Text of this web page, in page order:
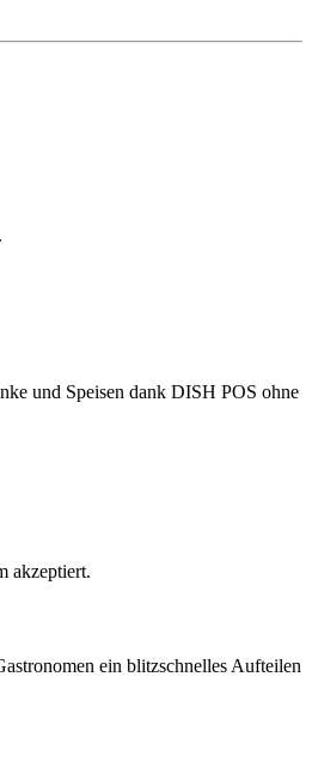
und Speisen dank DISH POS ohne
akzeptiert.
ein blitzschnelles Aufteilen